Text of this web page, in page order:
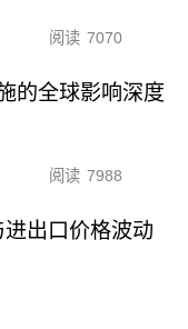
阅读 7070
的全球影响深度
阅读 7988
出口价格波动